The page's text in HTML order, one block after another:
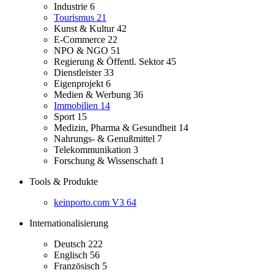
Industrie 6
Tourismus 21
Kunst & Kultur42
E-Commerce 22
NPO & NGO 51
Regierung & Öffentl. Sektor45
Dienstleister33
Eigenprojekt 6
Medien & Werbung 36
Immobilien 14
Sport 15
Medizin, Pharma & Gesundheit 14
Nahrungs- & Genußmittel 7
Telekommunikation 3
Forschung & Wissenschaft 1
Tools & Produkte
keinporto.com V3 64
Internationalisierung
Deutsch 222
Englisch 56
Französisch 5